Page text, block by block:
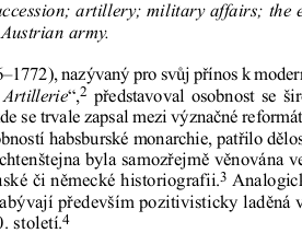
artillery; military affairs; the
army.
nazývaný pro svůj přínos k
Artillerie“, 2 představoval  osobnost  se
se trvale zapsal mezi význačné
habsburské monarchie, patřilo
byla samozřejmě věnována
či německé historiografii. 3
především pozitivisticky laděná
století. 4